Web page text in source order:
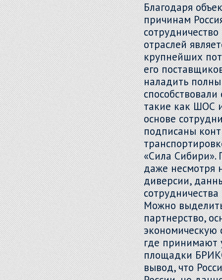
Благодаря
причинам
отраслей
крупнейших
его
наладить
такие как ШОС
основе
подписаны
«Сила Сибири».
даже несмотря
диверсии,
Можно
партнерство,
экономическую
где принимают
площадки
вывод, что